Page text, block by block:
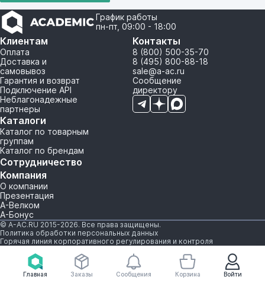
Главная Войти
Заказы Сообщения Корзина
График работы
пн-пт, 09:00 - 18:00
Клиентам
Оплата
Доставка и
самовывоз
Гарантия и возврат
Подключение API
Неблагонадежные
партнеры
Каталоги
Каталог по товарным
группам
Каталог по брендам
Сотрудничество
Компания
О компании
Презентация
А-Велком
А-Бонус
Контакты
8 (800) 500-35-70
8 (495) 800-88-18
sale@a-ac.ru
Сообщение
директору
© A-AC.RU 2015-2026. Все права защищены.
Политика обработки персональных данных
Горячая линия корпоративного регулирования и контроля